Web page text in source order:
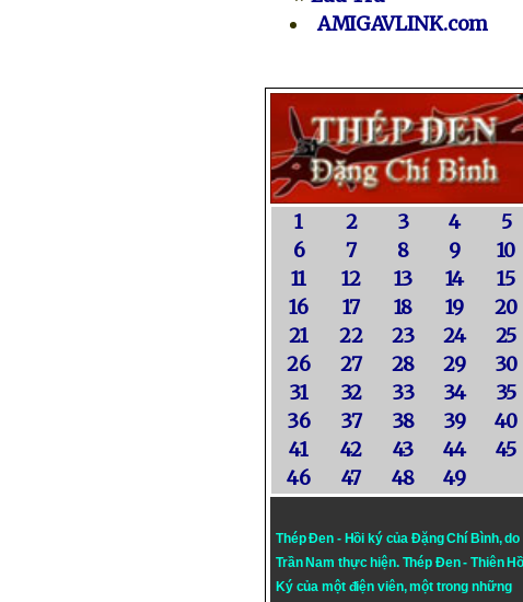
AMIGAVLINK.com
1 2 3 4
5
6
7 8 9
10
11
12 13 14
15
16
17 18 19
20
21
22 23 24
25
26
27 28 29
30
31
32 33 34
35
36
37 38 39
40
41
42 43 44
45
46
47 48 49
Thép Đen - Hồi ký của Đặng Chí Bình, do
Trần Nam thực hiện. Thép Đen- Thiên
Ký của một điện viên, một trong những